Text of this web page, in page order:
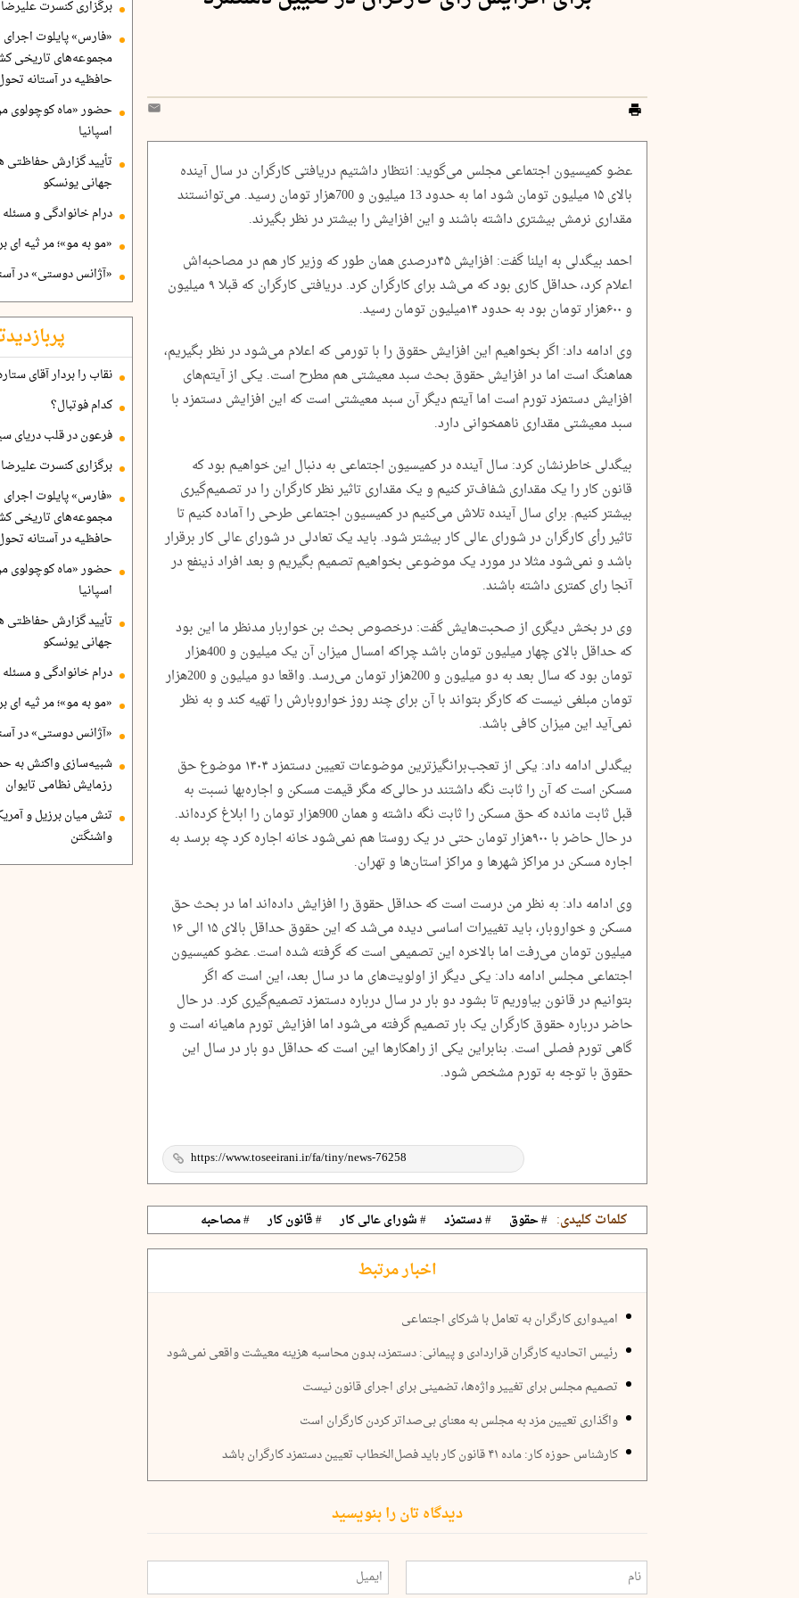
عضو کمیسیون اجتماعی مجلس می‌گوید: انتظار داشتیم دریافتی کارگران در سال آینده
بالای ۱۵ میلیون تومان شود اما به حدود 13 میلیون و 700هزار تومان رسید. می‌توانستند
مقداری نرمش بیشتری داشته باشند و این افزایش را بیشتر در نظر بگیرند.
احمد بیگدلی به ایلنا گفت: افزایش ۴۵درصدی همان طور که وزیر کار هم در مصاحبه‌اش
اعلام کرد، حداقل کاری بود که می‌شد برای کارگران کرد. دریافتی کارگران که قبلا ۹ میلیون
و ۶۰۰هزار تومان بود به حدود ۱۴میلیون تومان رسید.
وی ادامه داد: اگر بخواهیم این افزایش حقوق را با تورمی که اعلام می‌شود در نظر بگیریم،
هماهنگ است اما در افزایش حقوق بحث سبد معیشتی هم مطرح است. یکی از آیتم‌های
افزایش دستمزد تورم است اما آیتم دیگر آن سبد معیشتی است که این افزایش دستمزد با
سبد معیشتی مقداری ناهمخوانی دارد.
بیگدلی خاطرنشان کرد: سال آینده در کمیسیون اجتماعی به دنبال این خواهیم بود که
قانون کار را یک مقداری شفاف‌تر کنیم و یک مقداری تاثیر نظر کارگران را در تصمیم‌گیری
بیشتر کنیم. برای سال آینده تلاش می‌کنیم در کمیسیون اجتماعی طرحی را آماده کنیم تا
تاثیر رأی کارگران در شورای عالی کار بیشتر شود. باید یک تعادلی در شورای عالی کار برقرار
باشد و نمی‌شود مثلا در مورد یک موضوعی بخواهیم تصمیم بگیریم و بعد افراد ذینفع در
آنجا رای کمتری داشته باشند.
وی در بخش دیگری از صحبت‌هایش گفت: درخصوص بحث بن خواربار مدنظر ما این بود
که حداقل بالای چهار میلیون تومان باشد چراکه امسال میزان آن یک میلیون و 400هزار
تومان بود که سال بعد به دو میلیون و 200هزار تومان می‌رسد. واقعا دو میلیون و 200هزار
تومان مبلغی نیست که کارگر بتواند با آن برای چند روز خواروبارش را تهیه کند و به نظر
نمی‌آید این میزان کافی باشد.
بیگدلی ادامه داد: یکی از تعجب‌برانگیزترین موضوعات تعیین دستمزد ۱۴۰۴ موضوع حق
مسکن است که آن را ثابت نگه داشتند در حالی‌که مگر قیمت مسکن و اجاره‌بها نسبت به
قبل ثابت مانده که حق مسکن را ثابت نگه داشته و همان 900هزار تومان را ابلاغ کرده‌اند.
در حال حاضر با ۹۰۰هزار تومان حتی در یک روستا هم نمی‌شود خانه اجاره کرد چه برسد به
اجاره مسکن در مراکز شهرها و مراکز استان‌ها و تهران.
وی ادامه داد: به نظر من درست است که حداقل حقوق را افزایش داده‌اند اما در بحث حق
مسکن و خواروبار، باید تغییرات اساسی دیده می‌شد که این حقوق حداقل بالای ۱۵ الی ۱۶
میلیون تومان می‌رفت اما بالاخره این تصمیمی است که گرفته شده است. عضو کمیسیون
اجتماعی مجلس ادامه داد: یکی دیگر از اولویت‌های ما در سال بعد، این است که اگر
بتوانیم در قانون بیاوریم تا بشود دو بار در سال درباره دستمزد تصمیم‌گیری کرد. در حال
حاضر درباره حقوق کارگران یک بار تصمیم گرفته می‌شود اما افزایش تورم ماهیانه است و
گاهی تورم فصلی است. بنابراین یکی از راهکارها این است که حداقل دو بار در سال این
حقوق با توجه به تورم مشخص شود.
کلمات کلیدی: # حقوق # دستمزد # شورای عالی کار # قانون کار # مصاحبه
اخبار مرتبط
امیدواری کارگران به تعامل با شرکای اجتماعی
رئیس اتحادیه کارگران قراردادی و پیمانی: دستمزد، بدون محاسبه هزینه‌ معیشت واقعی نمی‌شود
تصمیم مجلس برای تغییر واژه‌ها، تضمینی برای اجرای قانون نیست
واگذاری تعیین مزد به مجلس به معنای بی‌صداتر کردن کارگران است
کارشناس حوزه کار: ماده ۴۱ قانون کار باید فصل‌الخطاب تعیین دستمزد کارگران باشد
دیدگاه تان را بنویسید
برگزاری کنسرت
«فارس» پایلوت اجرای
مجموعه‌های تاریخی
حافظیه در آستانه
حضور «ماه کوچولوی
اسپانیا
تأیید گزارش حفاظتی
جهانی یونسکو
درام خانوادگی و
«مو به مو»؛ مر ثیه
«آژانس دوستی» در
نقاب را بردار آقای
کدام فوتبال؟
فرعون در قلب دریای
برگزاری کنسرت
«فارس» پایلوت اجرای
مجموعه‌های تاریخی
حافظیه در آستانه
حضور «ماه کوچولوی
اسپانیا
تأیید گزارش حفاظتی
جهانی یونسکو
درام خانوادگی و
«مو به مو»؛ مر ثیه
«آژانس دوستی» در
شبیه‌سازی واکنش به
رزمایش نظامی تایوان
تنش میان برزیل و
واشنگتن